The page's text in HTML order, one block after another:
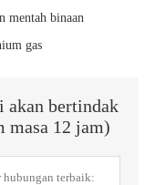
mentah binaan
gas
akan bertindak
masa 12 jam)